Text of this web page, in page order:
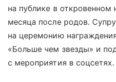
на публике в откровенном
месяца после родов.
на церемонию
«Больше чем звезды» и
с мероприятия в соцсетях.